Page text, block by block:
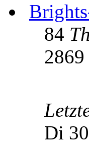
84
2869
Di